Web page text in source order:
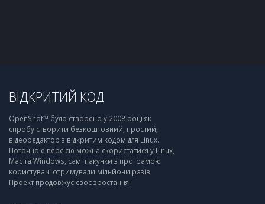
ВІДКРИТИЙ КОД
OpenShot™ було створено у 2008 році як
спробу створити безкоштовний, простий,
відеоредактор з відкритим кодом для Linux.
Поточною версією можна скористатися у Linux,
Mac та Windows, самі пакунки з програмою
користувачі отримували мільйони разів.
Проект продовжує своє зростання!